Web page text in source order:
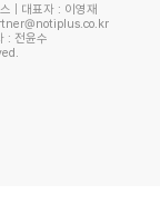
| 대표자 : 이영재
: 전윤수